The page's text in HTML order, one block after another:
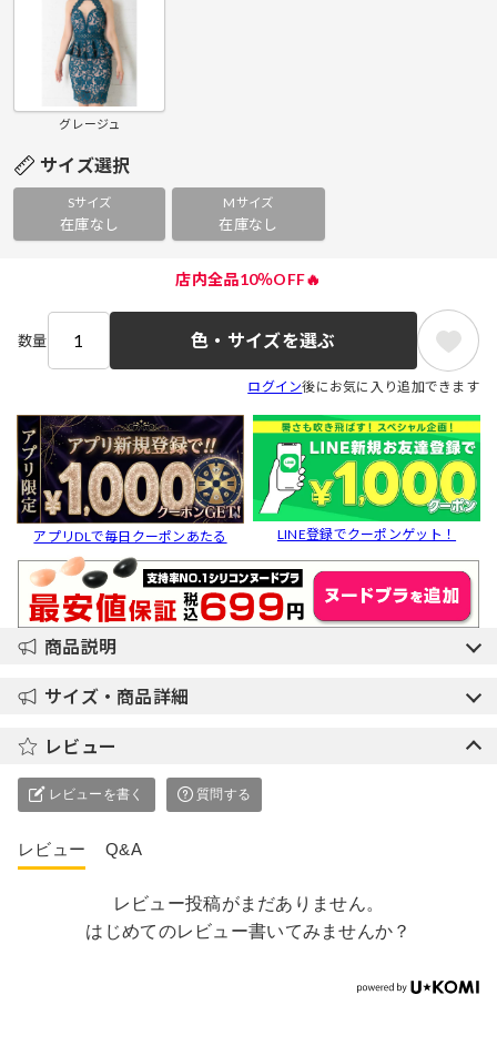
グレージュ
サイズ選択
Sサイズ
在庫なし
Mサイズ
在庫なし
店内全品10％OFF🔥
数量 色・サイズを選ぶ
ログイン後にお気に入り追加できます
アプリDLで毎日クーポンあたる LINE登録でクーポンゲット！
商品説明
サイズ・商品詳細
レビュー
レビューを書く 質問する
レビュー Q&A
レビュー投稿がまだありません。
はじめてのレビュー書いてみませんか？